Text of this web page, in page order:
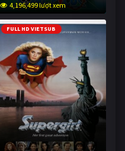
4,196,499 lượt xem
FULL HD VIETSUB